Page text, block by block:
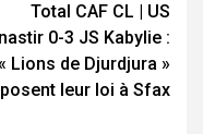
Total CAF CL | US
0-3 JS Kabylie :
Lions de Djurdjura »
leur loi à Sfax